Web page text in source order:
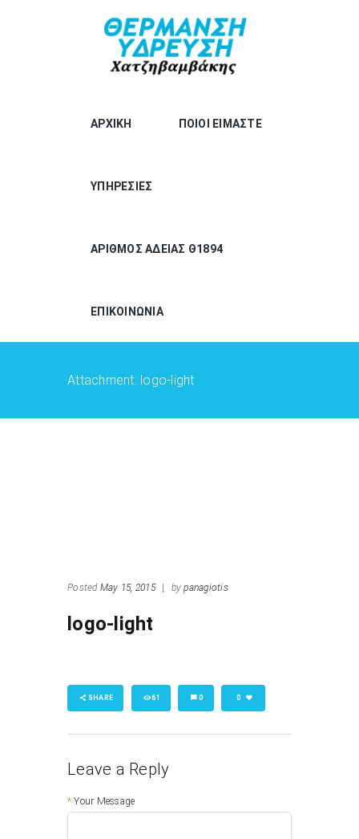
ΑΡΧΙΚΗ ΠΟΙΟΙ ΕΙΜΑΣΤΕ
ΥΠΗΡΕΣΙΕΣ
ΑΡΙΘΜΟΣ ΑΔΕΙΑΣ Θ1894
ΕΠΙΚΟΙΝΩΝΙΑ
Attachment: logo-light
Posted May 15, 2015 bypanagiotis
logo-light
SHARE 61 0 0
Leave a Reply
Your Message